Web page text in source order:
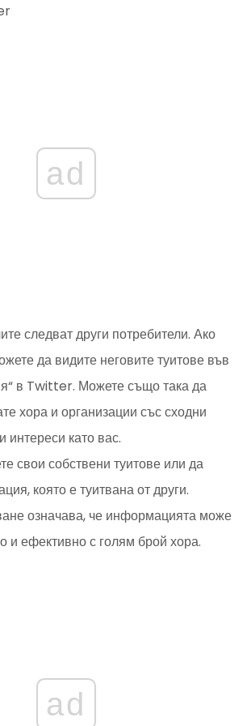
ad
следват други потребители. Ако
да видите неговите туитове във
в Twitter. Можете също така да
хора и организации със сходни
интереси като вас.
свои собствени туитове или да
която е туитвана от други.
означава, че информацията може
и ефективно с голям брой хора.
ad